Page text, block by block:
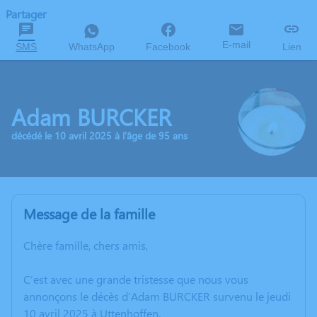
Partager
SMS WhatsApp Facebook E-mail Lien
Adam BURCKER
décédé le 10 avril 2025 à l'âge de 95 ans
Message de la famille
Chère famille, chers amis,
C’est avec une grande tristesse que nous vous
annonçons le décès d’Adam BURCKER survenu le jeudi
10 avril 2025 à Uttenhoffen.